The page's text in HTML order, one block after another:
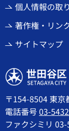
個人情報の取
著作権・リン
サイトマップ
世田谷区
〒154-8504 東
電話番号03-
ファクシミリ 03-